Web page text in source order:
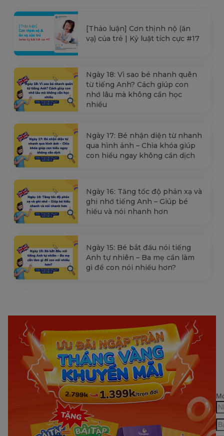
[Thảo luận] Cơn thịnh nộ (ăn
vạ) của trẻ | Kỷ luật tích cực #17
Ngày 18: Vì sao bé nhanh quên
từ tiếng Anh? Cách giúp con
nhớ lâu mà không cần học
nhiều
Ngày 17: Bé nhận diện từ nhanh
qua hình ảnh – Chìa khóa giúp
con hiểu ngay không cần dịch
Ngày 16: Tăng tốc độ phản xạ và
ghi nhớ tiếng Anh – Giúp bé
hiểu và nói nhanh hơn
Ngày 15: Bé bắt đầu nói tiếng
Anh tự nhiên – Ba mẹ cần làm
gì để con nói nhiều hơn?